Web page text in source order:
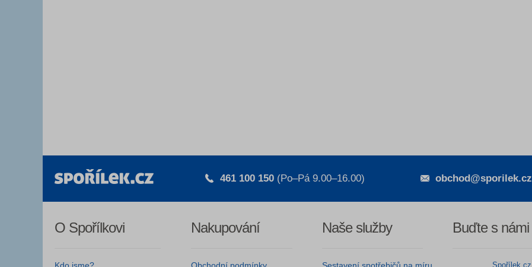
461 100 150 (Po–Pá 9.00–16.00) obchod@sporilek.cz
O Spořílkovi Nakupování Naše služby Buďte s námi
Spořílek.cz